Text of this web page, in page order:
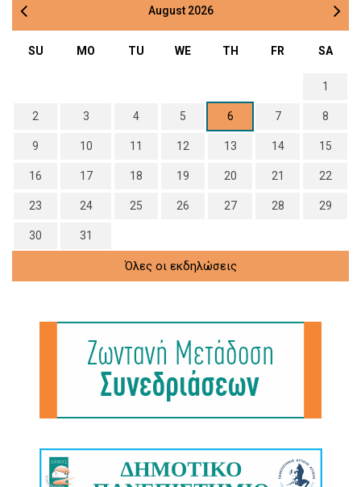
August 2026
SU MO TU WE TH FR SA
1
2 3 4 5 6 7 8
9 10 11 12 13 14 15
16 17 18 19 20 21 22
23 24 25 26 27 28 29
30 31
Όλες οι εκδηλώσεις